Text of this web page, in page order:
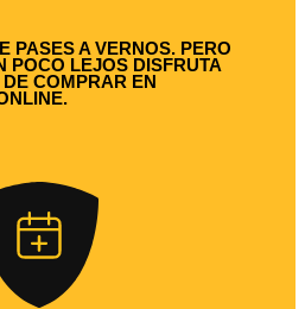
PASES A VERNOS. PERO
POCO LEJOS DISFRUTA
COMPRAR EN